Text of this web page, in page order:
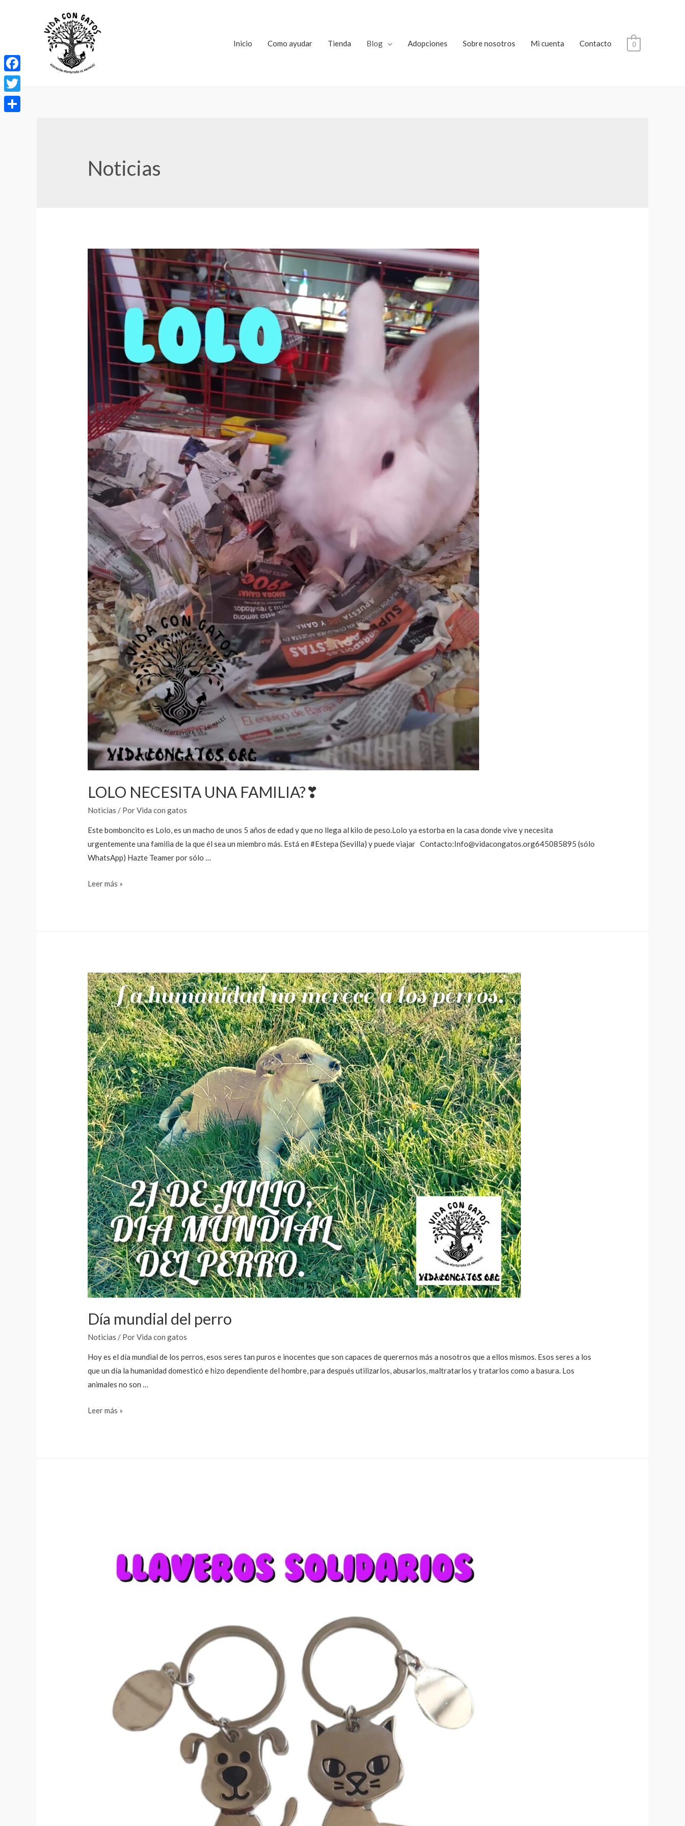
Inicio Como ayudar Tienda Blog Adopciones Sobre nosotros Mi cuenta Contacto 0
Noticias
LOLO NECESITA UNA FAMILIA?❣
Noticias / PorVida con gatos
Este bomboncito es Lolo, es un macho de unos 5 años de edad y que no llega al kilo de peso.Lolo ya estorba en la casa donde vive y necesita
urgentemente una familia de la que él sea un miembro más. Está en #Estepa (Sevilla) y puede viajar Contacto:Info@vidacongatos.org645085895 (sólo
WhatsApp) Hazte Teamer por sólo …
LOLO
Leer más »
Día mundial del perro
Noticias / PorVida con gatos
Hoy es el día mundial de los perros, esos seres tan puros e inocentes que son capaces de querernos más a nosotros que a ellos mismos. Esos seres a los
que un día la humanidad domesticó e hizo dependiente del hombre, para después utilizarlos, abusarlos, maltratarlos y tratarlos como a basura. Los
animales no son …
Día
Leer más »
Facebook
Twitter